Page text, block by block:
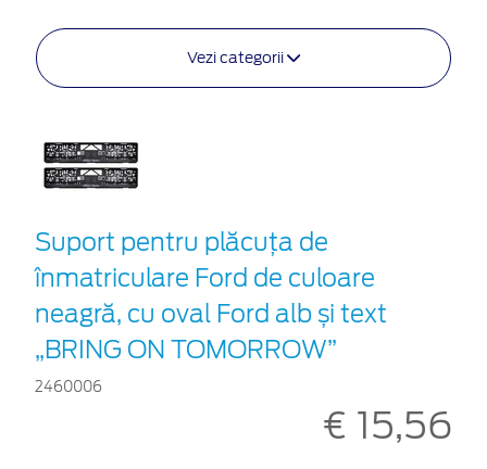
Vezi categorii
Suport pentru plăcuța de
înmatriculare Ford de culoare
neagră, cu oval Ford alb și text
„BRING ON TOMORROW”
2460006
€ 15,56